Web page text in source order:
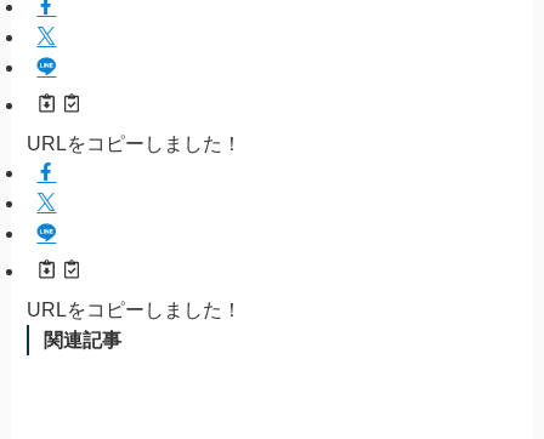
URLをコピーしました！
URLをコピーしました！
関連記事